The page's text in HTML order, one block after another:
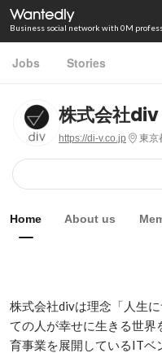
Business social network with 0M
Jobs Stories
株式会社div
https://di-v.co.jp 東京
Home About us
株式会社divは理念「人生
ての人が幸せに生きる世界
育事業を展開しているITベ